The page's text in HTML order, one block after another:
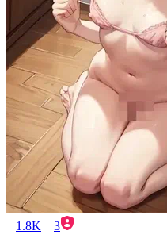
1.8K 3